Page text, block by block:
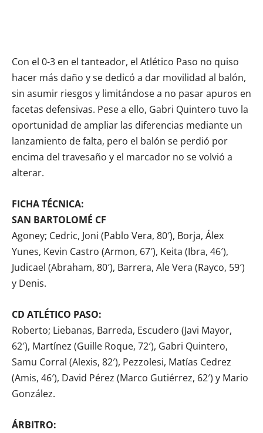
Con el 0-3 en el tanteador, el Atlético Paso no quiso
hacer más daño y se dedicó a dar movilidad al balón,
sin asumir riesgos y limitándose a no pasar apuros en
facetas defensivas. Pese a ello, Gabri Quintero tuvo la
oportunidad de ampliar las diferencias mediante un
lanzamiento de falta, pero el balón se perdió por
encima del travesaño y el marcador no se volvió a
alterar.
FICHA TÉCNICA:
SAN BARTOLOMÉ CF
Agoney; Cedric, Joni (Pablo Vera, 80′), Borja, Álex
Yunes, Kevin Castro (Armon, 67′), Keita (Ibra, 46′),
Judicael (Abraham, 80′), Barrera, Ale Vera (Rayco, 59′)
y Denis.
CD ATLÉTICO PASO:
Roberto; Liebanas, Barreda, Escudero (Javi Mayor,
62′), Martínez (Guille Roque, 72′), Gabri Quintero,
Samu Corral (Alexis, 82′), Pezzolesi, Matías Cedrez
(Amis, 46′), David Pérez (Marco Gutiérrez, 62′) y Mario
González.
ÁRBITRO: